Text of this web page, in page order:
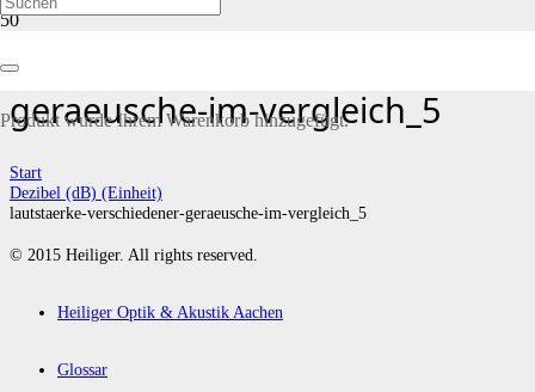
Produkt wurde Ihrem Warenkorb hinzugefügt.
lautstaerke-verschiedener-
geraeusche-im-vergleich_5
Start
Dezibel (dB) (Einheit)
lautstaerke-verschiedener-geraeusche-im-vergleich_5
© 2015 Heiliger. All rights reserved.
Heiliger Optik & Akustik Aachen
Glossar